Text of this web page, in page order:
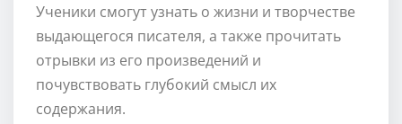
Ученики смогут узнать о жизни и творчестве
выдающегося писателя, а также прочитать
отрывки из его произведений и
почувствовать глубокий смысл их
содержания.